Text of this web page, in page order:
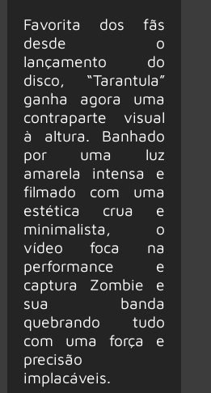
Favorita dos fãs
desde o
lançamento do
disco, “Tarantula”
ganha agora uma
contraparte visual
à altura. Banhado
por uma luz
amarela intensa e
filmado com uma
estética crua e
minimalista, o
vídeo foca na
performance e
captura Zombie e
sua banda
quebrando tudo
com uma força e
precisão
implacáveis.